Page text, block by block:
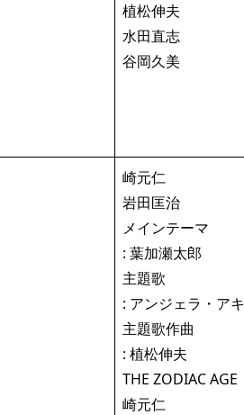
植松伸夫
水田直志
谷岡久美
崎元仁
岩田匡治
メインテーマ
: 葉加瀬太郎
主題歌
: アンジェラ・アキ
主題歌作曲
: 植松伸夫
THE ZODIAC AGE
崎元仁